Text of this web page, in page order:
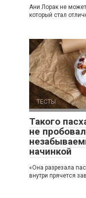
Ани Лорак не
который стал
ТЕСТЫ
Такого
не
начинкой
«Она разрезала
внутри прячется